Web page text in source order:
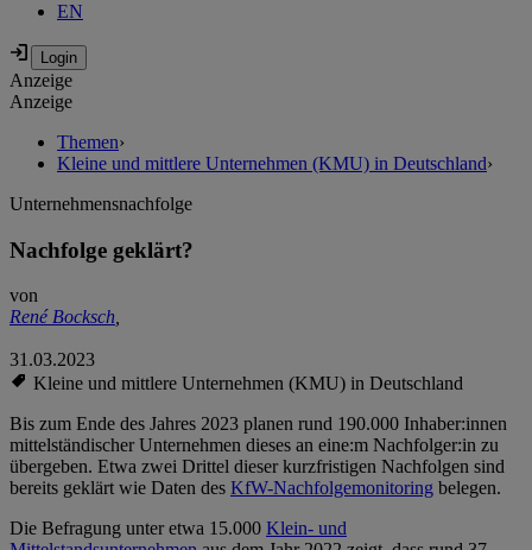
EN
Anzeige
Anzeige
Themen›
Kleine und mittlere Unternehmen (KMU) in Deutschland›
Unternehmensnachfolge
Nachfolge geklärt?
von
René Bocksch,
31.03.2023
Kleine und mittlere Unternehmen (KMU) in Deutschland
Bis zum Ende des Jahres 2023 planen rund 190.000 Inhaber:innen
mittelständischer Unternehmen dieses an eine:m Nachfolger:in zu
übergeben. Etwa zwei Drittel dieser kurzfristigen Nachfolgen sind
bereits geklärt wie Daten des KfW-Nachfolgemonitoring belegen.
Die Befragung unter etwa 15.000 Klein- und